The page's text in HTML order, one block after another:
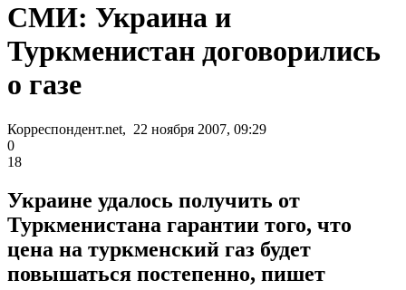
СМИ: Украина и
Туркменистан договорились
о газе
Корреспондент.net, 22 ноября 2007, 09:29
0
18
Украине удалось получить от
Туркменистана гарантии того, что
цена на туркменский газ будет
повышаться постепенно, пишет